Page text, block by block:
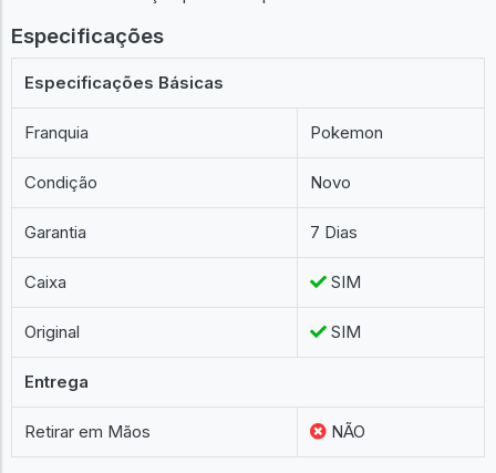
Observação
Nenhuma observação para esse produto.
Especificações
Especificações Básicas
Franquia Pokemon
Condição Novo
Garantia 7 Dias
Caixa SIM
Original SIM
Entrega